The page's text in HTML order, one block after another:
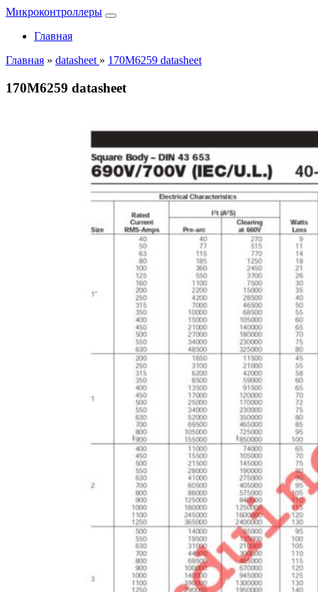
Микроконтроллеры
Главная
Главная » datasheet » 170M6259 datasheet
170M6259 datasheet